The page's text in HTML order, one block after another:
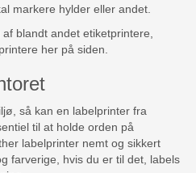
markere hylder eller andet.
blandt andet etiketprintere,
her på siden.
så kan en labelprinter fra
til at holde orden på
labelprinter nemt og sikkert
farverige, hvis du er til det, labels